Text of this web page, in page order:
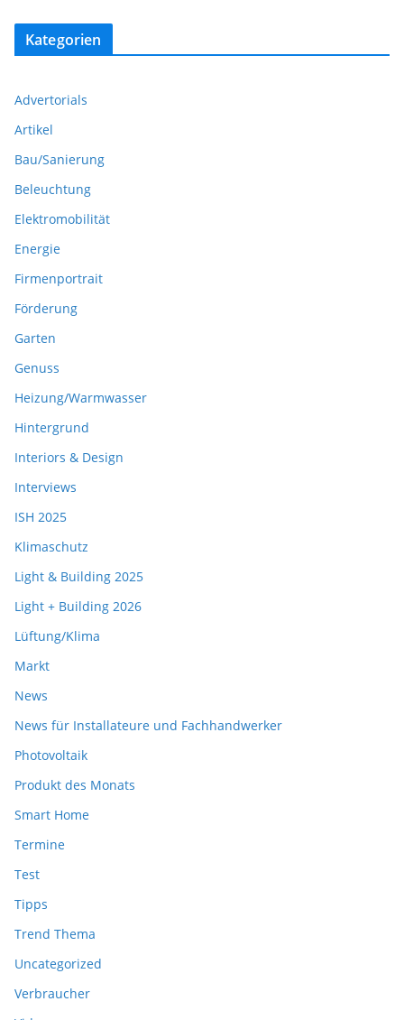
Kategorien
Advertorials
Artikel
Bau/Sanierung
Beleuchtung
Elektromobilität
Energie
Firmenportrait
Förderung
Garten
Genuss
Heizung/Warmwasser
Hintergrund
Interiors & Design
Interviews
ISH 2025
Klimaschutz
Light & Building 2025
Light + Building 2026
Lüftung/Klima
Markt
News
News für Installateure und Fachhandwerker
Photovoltaik
Produkt des Monats
Smart Home
Termine
Test
Tipps
Trend Thema
Uncategorized
Verbraucher